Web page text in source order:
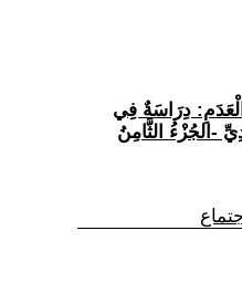
دِرَاسَةٌ فِي
-الجُزْءُ الثَّامِنُ